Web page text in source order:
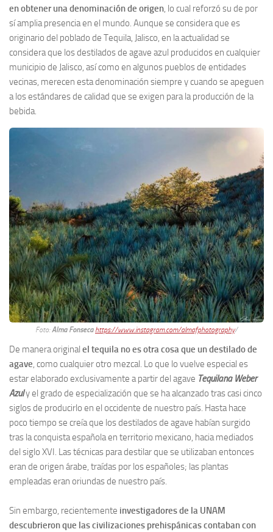
en obtener una denominación de origen, lo cual reforzó su de por
sí amplia presencia en el mundo. Aunque se considera que es
originario del poblado de Tequila, Jalisco, en la actualidad se
considera que los destilados de agave azul producidos en cualquier
municipio de Jalisco, así como en algunos pueblos de entidades
vecinas, merecen esta denominación siempre y cuando se apeguen
a los estándares de calidad que se exigen para la producción de la
bebida.
Foto:Alma Fonseca https://www.instagram.com/almafphotography/
De manera original el tequila no es otra cosa que un destilado de
agave, como cualquier otro mezcal. Lo que lo vuelve especial es
estar elaborado exclusivamente a partir del agave Tequilana Weber
Azuly el grado de especialización que se ha alcanzado tras casi cinco
siglos de producirlo en el occidente de nuestro país. Hasta hace
poco tiempo se creía que los destilados de agave habían surgido
tras la conquista española en territorio mexicano, hacia mediados
del siglo XVI. Las técnicas para destilar que se utilizaban entonces
eran de origen árabe, traídas por los españoles; las plantas
empleadas eran oriundas de nuestro país.
Sin embargo, recientemente investigadores de la UNAM
descubrieron que las civilizaciones prehispánicas contaban con